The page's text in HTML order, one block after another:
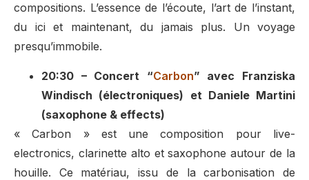
compositions. L’essence de l’écoute, l’art de l’instant,
du ici et maintenant, du jamais plus. Un voyage
presqu’immobile.
20:30 – Concert “Carbon” avec Franziska
Windisch (électroniques) et Daniele Martini
(saxophone & effects)
« Carbon » est une composition pour live-
electronics, clarinette alto et saxophone autour de la
houille. Ce matériau, issu de la carbonisation de